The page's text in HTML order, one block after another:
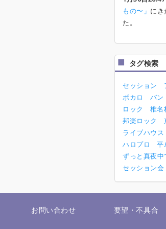
もの〜」 にき
た。
タグ検索
セッション
ボカロ
バン
ロック
椎名
邦楽ロック
ライブハウス
ハロプロ
平
ずっと真夜中
セッション会
お問い合わせ 要望・不具合